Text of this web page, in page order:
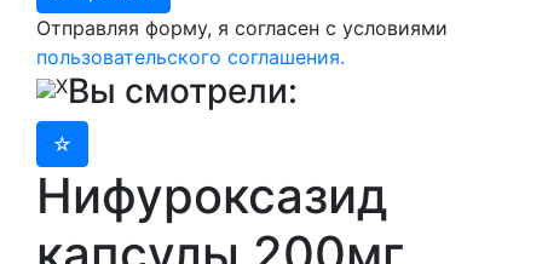
Нифуроксазид
Отправляя форму, я согласен с условиями
пользовательского соглашения.
XВы смотрели: